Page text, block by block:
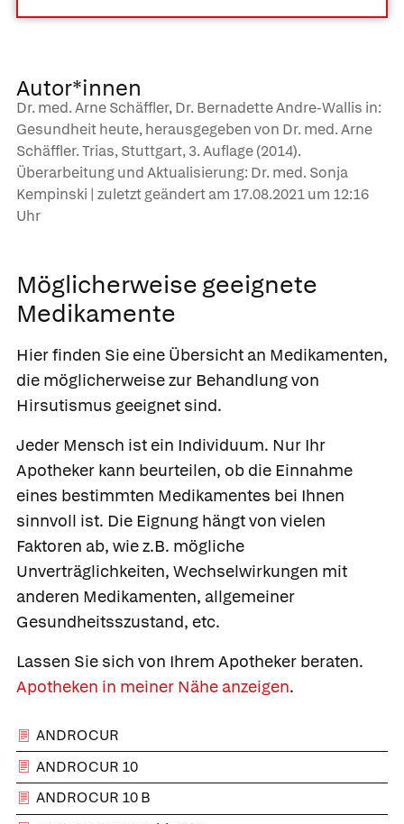
Autor*innen
Dr. med. Arne Schäffler, Dr. Bernadette Andre-Wallis in:
Gesundheit heute, herausgegeben von Dr. med. Arne
Schäffler. Trias, Stuttgart, 3. Auflage (2014).
Überarbeitung und Aktualisierung: Dr. med. Sonja
Kempinski | zuletzt geändert am 17.08.2021um 12:16
Uhr
Möglicherweise geeignete
Medikamente
Hier finden Sie eine Übersicht an Medikamenten,
die möglicherweise zur Behandlung von
Hirsutismus geeignet sind.
Jeder Mensch ist ein Individuum. Nur Ihr
Apotheker kann beurteilen, ob die Einnahme
eines bestimmten Medikamentes bei Ihnen
sinnvoll ist. Die Eignung hängt von vielen
Faktoren ab, wie z.B. mögliche
Unverträglichkeiten, Wechselwirkungen mit
anderen Medikamenten, allgemeiner
Gesundheitsszustand, etc.
Lassen Sie sich von Ihrem Apotheker beraten.
Apotheken in meiner Nähe anzeigen.
ANDROCUR
ANDROCUR 10
ANDROCUR 10 B